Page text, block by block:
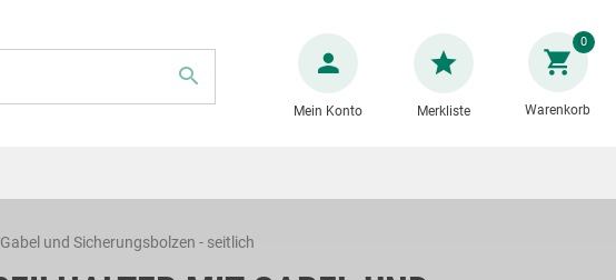
Zum
Inhalt
springen
Mein Konto Merkliste Warenkorb
0
und Sicherungsbolzen - seitlich